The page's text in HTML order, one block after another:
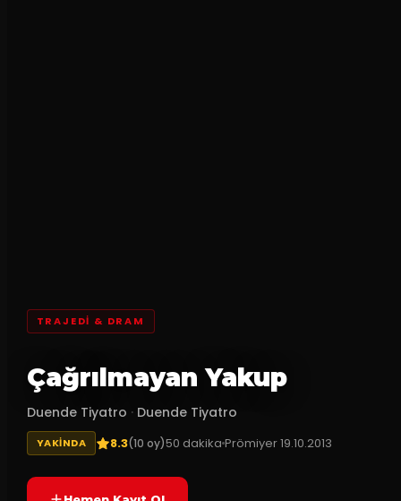
TRAJEDI & DRAM
Çağrılmayan Yakup
Duende Tiyatro · Duende Tiyatro
YAKINDA 8.3(10 oy)50 dakikaPrömiyer19.10.2013